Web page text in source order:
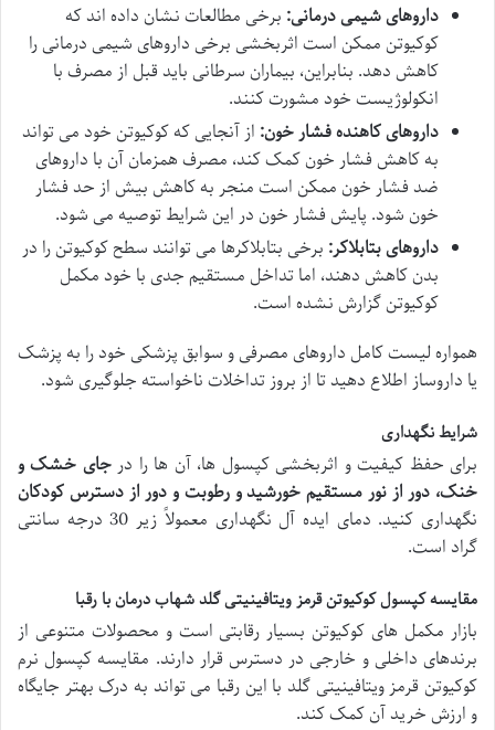
داروهای شیمی درمانی: برخی مطالعات نشان داده اند که
کوکیوتن ممکن است اثربخشی برخی داروهای شیمی درمانی را
کاهش دهد. بنابراین، بیماران سرطانی باید قبل از مصرف با
انکولوژیست خود مشورت کنند.
داروهای کاهنده فشار خون: از آنجایی که کوکیوتن خود می تواند
به کاهش فشار خون کمک کند، مصرف همزمان آن با داروهای
ضد فشار خون ممکن است منجر به کاهش بیش از حد فشار
خون شود. پایش فشار خون در این شرایط توصیه می شود.
داروهای بتابلاکر: برخی بتابلاکرها می توانند سطح کوکیوتن را در
بدن کاهش دهند، اما تداخل مستقیم جدی با خود مکمل
کوکیوتن گزارش نشده است.
همواره لیست کامل داروهای مصرفی و سوابق پزشکی خود را به پزشک
یا داروساز اطلاع دهید تا از بروز تداخلات ناخواسته جلوگیری شود.
شرایط نگهداری
برای حفظ کیفیت و اثربخشی کپسول ها، آن ها را درجای خشک و
خنک، دور از نور مستقیم خورشید و رطوبت و دور از دسترس کودکان
نگهداری کنید. دمای ایده آل نگهداری معمولاً زیر 30 درجه سانتی
گراد است.
مقایسه کپسول کوکیوتن قرمز ویتافینیتی گلد شهاب درمان با رقبا
بازار مکمل های کوکیوتن بسیار رقابتی است و محصولات متنوعی از
برندهای داخلی و خارجی در دسترس قرار دارند. مقایسه کپسول نرم
کوکیوتن قرمز ویتافینیتی گلد با این رقبا می تواند به درک بهتر جایگاه
و ارزش خرید آن کمک کند.